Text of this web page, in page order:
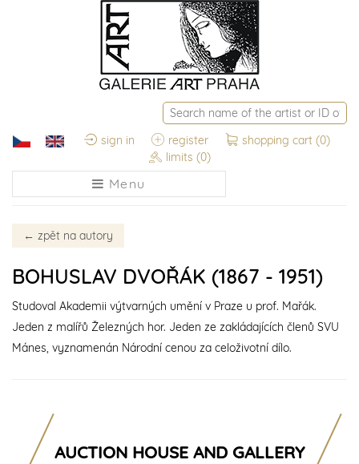
sign in register shopping cart (0)
limits (0)
Menu
← zpět na autory
BOHUSLAV DVOŘÁK (1867 - 1951)
Studoval Akademii výtvarných umění v Praze u prof. Mařák.
Jeden z malířů Železných hor. Jeden ze zakládajících členů SVU
Mánes, vyznamenán Národní cenou za celoživotní dílo.
AUCTION HOUSE AND GALLERY